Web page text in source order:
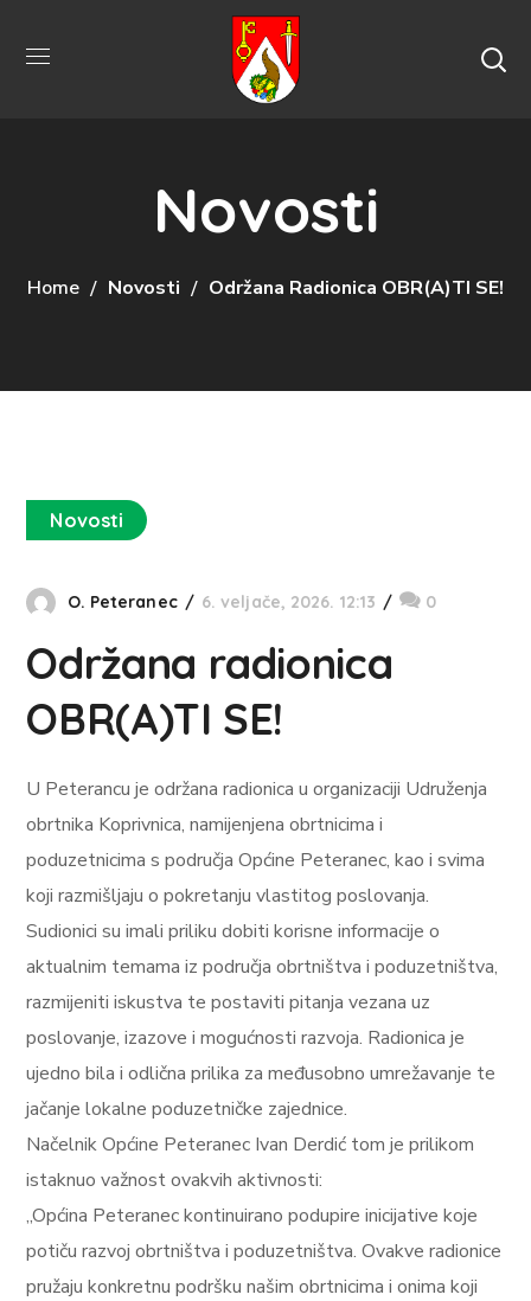
Novosti
Home Novosti Održana Radionica OBR(A)TI SE!
Novosti
O. Peteranec 6. veljače, 2026. 12:13 0
Održana radionica
OBR(A)TI SE!
U Peterancu je održana radionica u organizaciji Udruženja
obrtnika Koprivnica, namijenjena obrtnicima i
poduzetnicima s područja Općine Peteranec, kao i svima
koji razmišljaju o pokretanju vlastitog poslovanja.
Sudionici su imali priliku dobiti korisne informacije o
aktualnim temama iz područja obrtništva i poduzetništva,
razmijeniti iskustva te postaviti pitanja vezana uz
poslovanje, izazove i mogućnosti razvoja. Radionica je
ujedno bila i odlična prilika za međusobno umrežavanje te
jačanje lokalne poduzetničke zajednice.
Načelnik Općine Peteranec Ivan Derdić tom je prilikom
istaknuo važnost ovakvih aktivnosti:
„Općina Peteranec kontinuirano podupire inicijative koje
potiču razvoj obrtništva i poduzetništva. Ovakve radionice
pružaju konkretnu podršku našim obrtnicima i onima koji